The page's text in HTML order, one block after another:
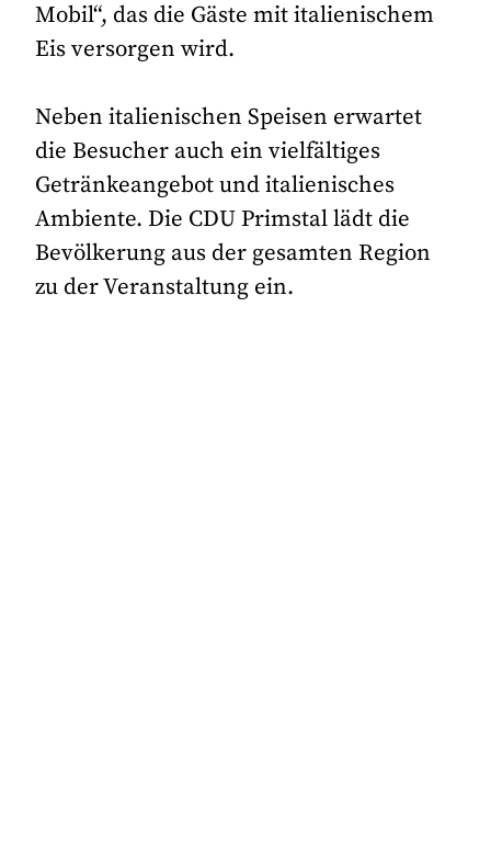
Mobil“, das die Gäste mit italienischem
Eis versorgen wird.
Neben italienischen Speisen erwartet
die Besucher auch ein vielfältiges
Getränkeangebot und italienisches
Ambiente. Die CDU Primstal lädt die
Bevölkerung aus der gesamten Region
zu der Veranstaltung ein.